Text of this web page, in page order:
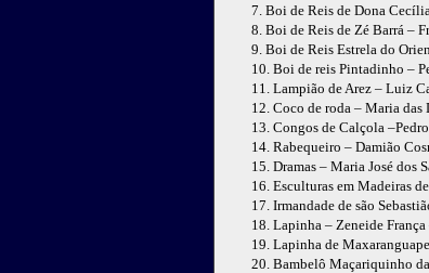
7. Boi de Reis de Dona
8. Boi de Reis de Zé Barrá –
9. Boi de Reis Estrela do
10. Boi de reis Pintadinho –
11. Lampião de Arez – Luiz
12. Coco de roda – Maria
13. Congos de Calçola
14. Rabequeiro – Damião
15. Dramas – Maria José dos
16. Esculturas em Madeiras
17. Irmandade de são
18. Lapinha – Zeneide
19. Lapinha de
20. Bambelô Maçariquinho